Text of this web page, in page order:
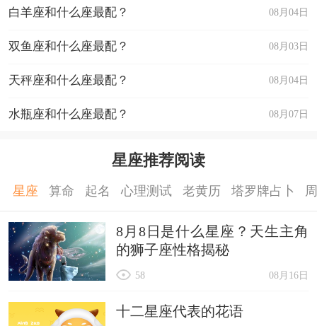
08月04日
白羊座和什么座最配？
08月03日
双鱼座和什么座最配？
08月04日
天秤座和什么座最配？
08月07日
水瓶座和什么座最配？
星座推荐阅读
星座 算命 起名 心理测试 老黄历 塔罗牌占卜
8月8日是什么星座？天生主角
的狮子座性格揭秘
08月16日
58
十二星座代表的花语